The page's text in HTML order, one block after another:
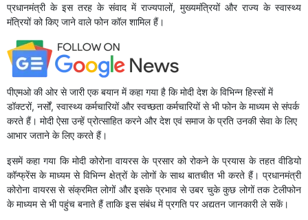
प्रधानमंत्री के इस तरह के संवाद में राज्यपालों, मुख्यमंत्रियों और राज्य के स्वास्थ्य
मंत्रियों को किए जाने वाले फोन कॉल शामिल हैं।
पीएमओ की ओर से जारी एक बयान में कहा गया है कि मोदी देश के विभिन्न हिस्सों में
डॉक्टरों, नर्सों, स्वास्थ्य कर्मचारियों और स्वच्छता कर्मचारियों से भी फोन के माध्यम से संपर्क
करते हैं। मोदी ऐसा उन्हें प्रोत्साहित करने और देश एवं समाज के प्रति उनकी सेवा के लिए
आभार जताने के लिए करते हैं।
इसमें कहा गया कि मोदी कोरोना वायरस के प्रसार को रोकने के प्रयास के तहत वीडियो
कॉन्फ्रेंस के माध्यम से विभिन्न क्षेत्रों के लोगों के साथ बातचीत भी करते हैं। प्रधानमंत्री
कोरोना वायरस से संक्रमित लोगों और इसके प्रभाव से उबर चुके कुछ लोगों तक टेलीफोन
के माध्यम से भी पहुंच बनाते हैं ताकि इस संबंध में प्रगति पर अद्यतन जानकारी ले सकें।